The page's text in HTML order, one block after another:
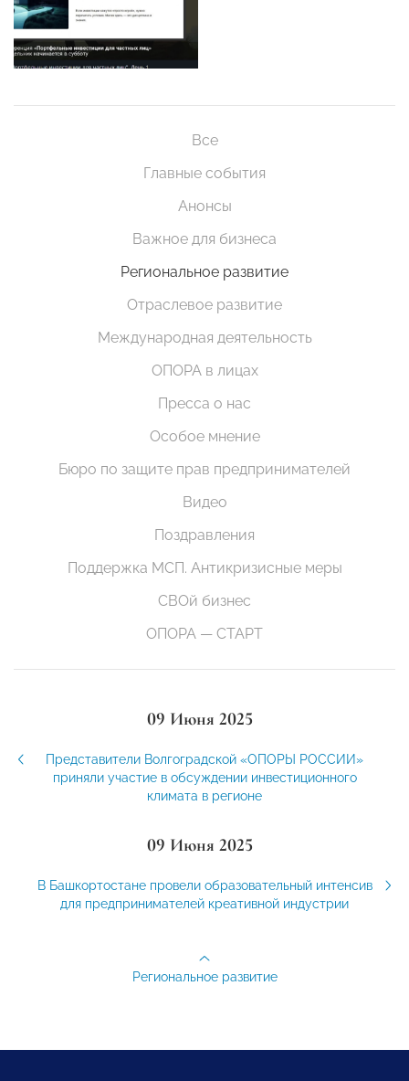
Все
Главные события
Анонсы
Важное для бизнеса
Региональное развитие
Отраслевое развитие
Международная деятельность
ОПОРА в лицах
Пресса о нас
Особое мнение
Бюро по защите прав предпринимателей
Видео
Поздравления
Поддержка МСП. Антикризисные меры
СВОй бизнес
ОПОРА — СТАРТ
09 Июня 2025
Представители Волгоградской «ОПОРЫ РОССИИ»
приняли участие в обсуждении инвестиционного
климата в регионе
09 Июня 2025
В Башкортостане провели образовательный интенсив
для предпринимателей креативной индустрии
Региональное развитие